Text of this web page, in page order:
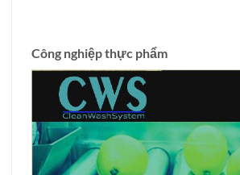
Công nghiệp thực phẩm